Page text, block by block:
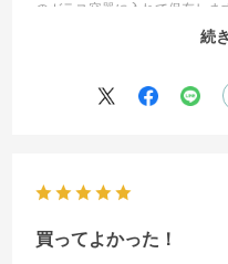
のガラス容器に入れて保存し
ごはんにしたり、そのまま食続
買ってよかった！